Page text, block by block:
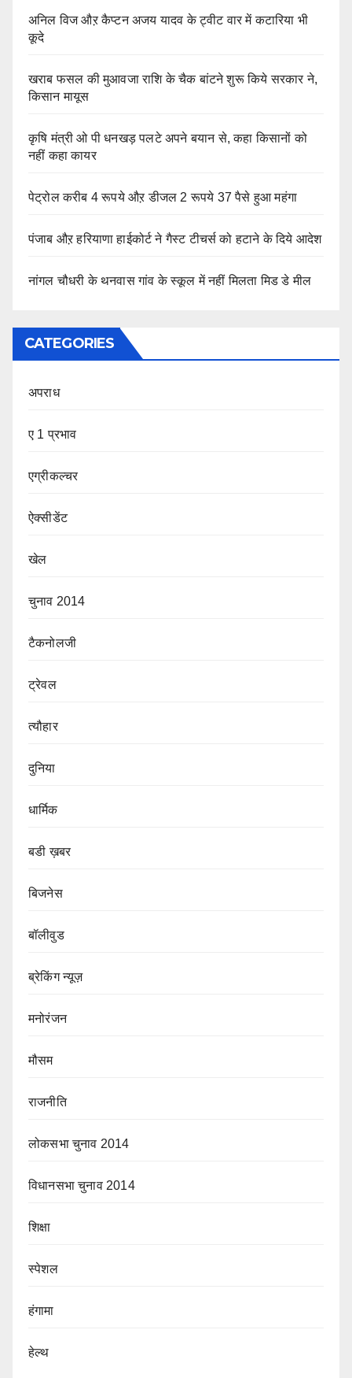
अनिल विज औऱ कैप्टन अजय यादव के ट्वीट वार में कटारिया भी
कूदे
खराब फसल की मुआवजा राशि के चैक बांटने शुरू किये सरकार ने,
किसान मायूस
कृषि मंत्री ओ पी धनखड़ पलटे अपने बयान से, कहा किसानों को
नहीं कहा कायर
पेट्रोल करीब 4 रूपये औऱ डीजल 2 रूपये 37 पैसे हुआ महंगा
पंजाब औऱ हरियाणा हाईकोर्ट ने गैस्ट टीचर्स को हटाने के दिये आदेश
नांगल चौधरी के थनवास गांव के स्कूल में नहीं मिलता मिड डे मील
CATEGORIES
अपराध
ए 1 प्रभाव
एग्रीकल्चर
ऐक्सीडेंट
खेल
चुनाव 2014
टैकनोलजी
ट्रेवल
त्यौहार
दुनिया
धार्मिक
बडी ख़बर
बिजनेस
बॉलीवुड
ब्रेकिंग न्यूज़
मनोरंजन
मौसम
राजनीति
लोकसभा चुनाव 2014
विधानसभा चुनाव 2014
शिक्षा
स्पेशल
हंगामा
हेल्थ